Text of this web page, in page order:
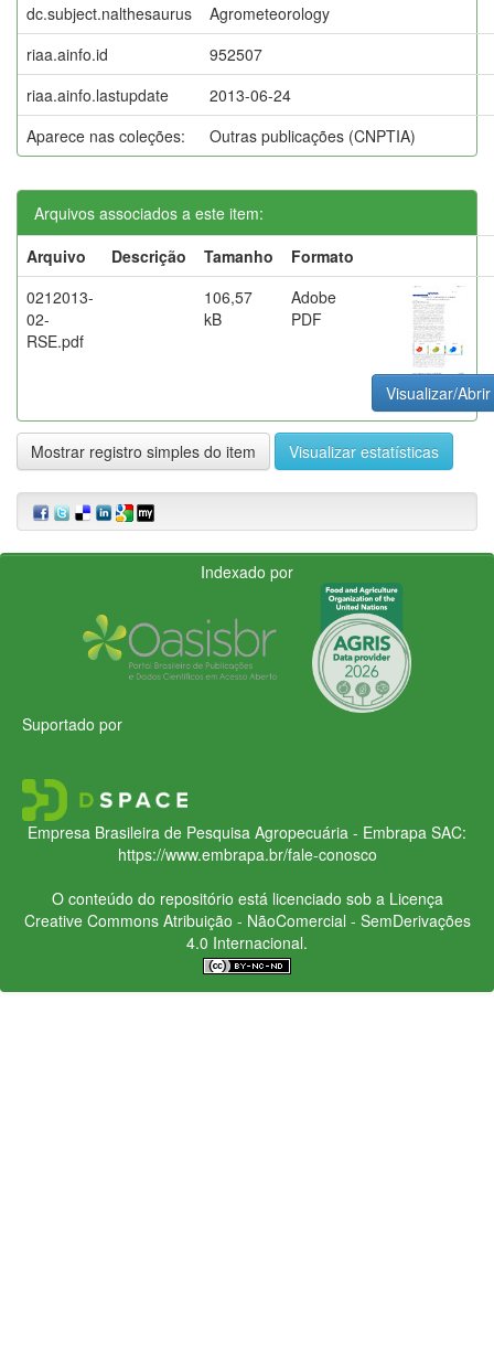
dc.subject.nalthesaurus
Agrometeorology
riaa.ainfo.id
952507
riaa.ainfo.lastupdate
2013-06-24
Aparece nas coleções:
Outras publicações (CNPTIA)
Arquivos associados a este item:
Arquivo
Descrição Tamanho
Formato
0212013-
02-
RSE.pdf
106,57
kB
Adobe
PDF
Visualizar/Abrir
Mostrar registro simples do item Visualizar estatísticas
Indexado por
Suportado por
Empresa Brasileira de Pesquisa Agropecuária - Embrapa SAC:
https://www.embrapa.br/fale-conosco
O conteúdo do repositório está licenciado sob a Licença
Creative CommonsAtribuição - NãoComercial - SemDerivações
4.0 Internacional.